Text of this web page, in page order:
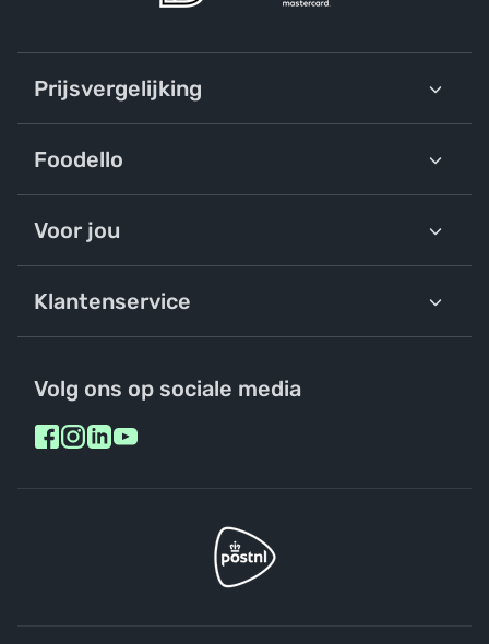
Prijsvergelijking
Foodello
Voor jou
Klantenservice
Volg ons op sociale media